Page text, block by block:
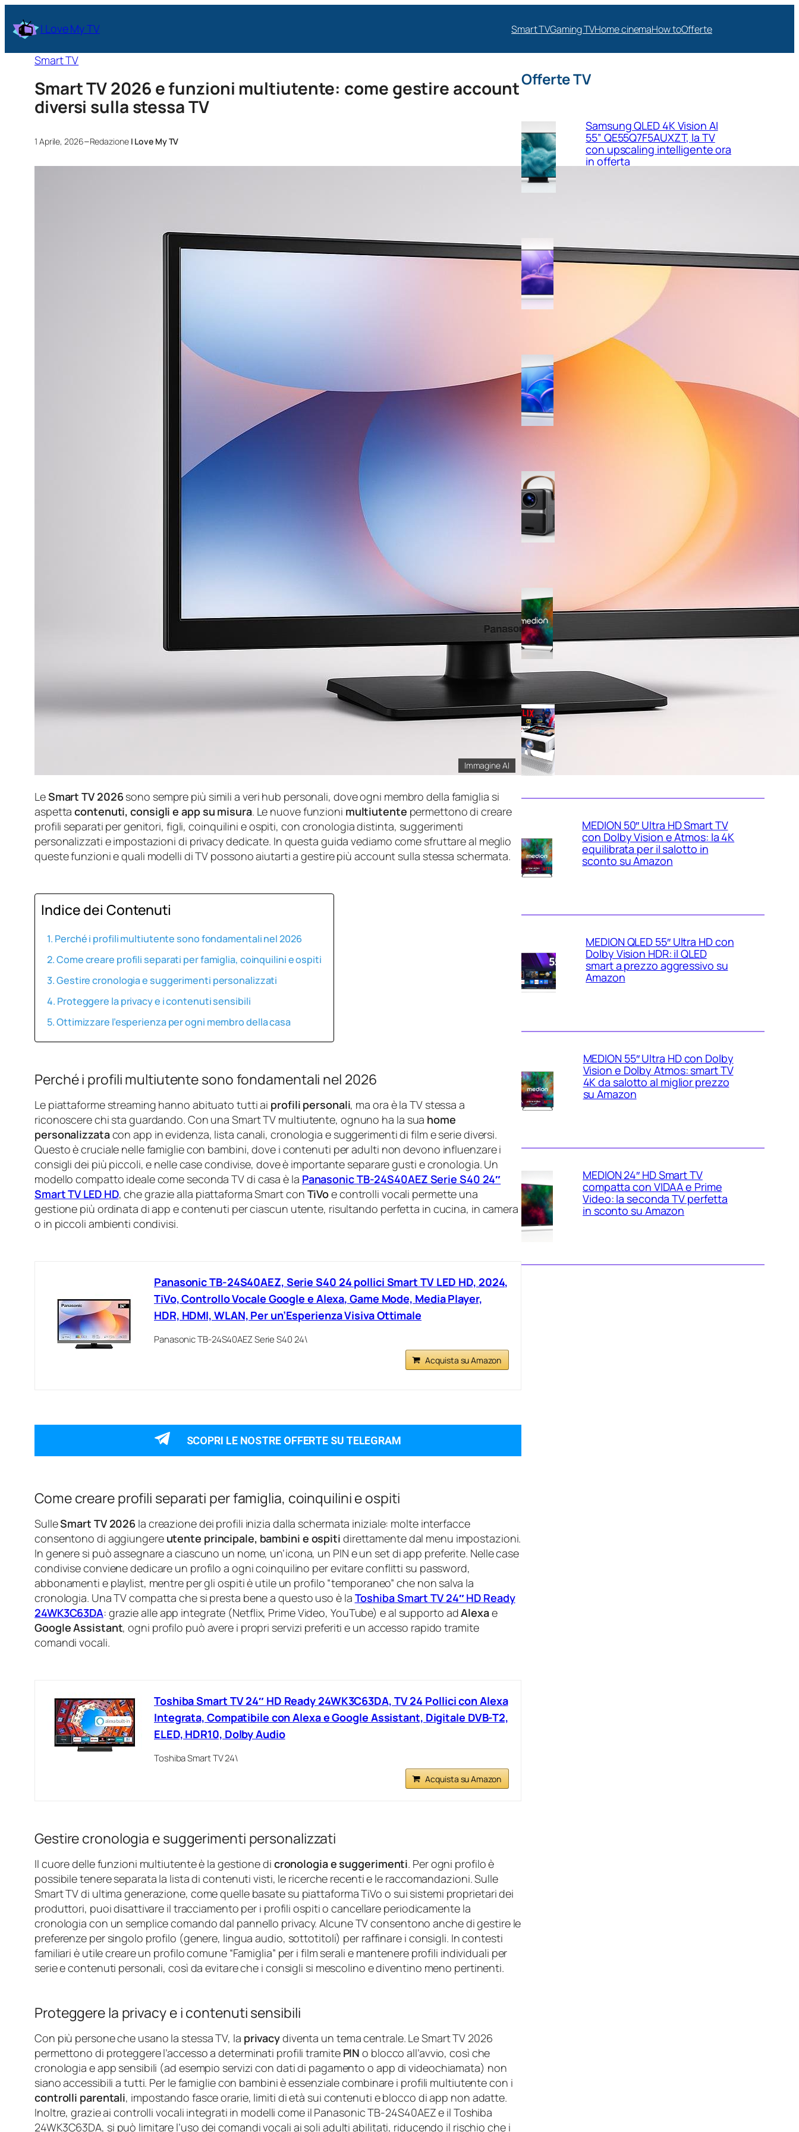
I Love My TV Smart TVGaming TVHome cinemaHow toOfferte
Smart TV
Smart TV 2026 e funzioni multiutente: come gestire account
diversi sulla stessa TV
1 Aprile, 2026–Redazione I Love My TV
Immagine AI
LeSmart TV 2026sono sempre più simili a veri hub personali, dove ogni membro della famiglia si
aspettacontenuti, consigli e app su misura. Le nuove funzioni multiutente permettono di creare
profili separati per genitori, figli, coinquilini e ospiti, con cronologia distinta, suggerimenti
personalizzati e impostazioni di privacy dedicate. In questa guida vediamo come sfruttare al meglio
queste funzioni e quali modelli di TV possono aiutarti a gestire più account sulla stessa schermata.
Indice dei Contenuti
Perché i profili multiutente sono fondamentali nel 2026
Come creare profili separati per famiglia, coinquilini e ospiti
Gestire cronologia e suggerimenti personalizzati
Proteggere la privacy e i contenuti sensibili
Ottimizzare l’esperienza per ogni membro della casa
Perché i profili multiutente sono fondamentali nel 2026
Le piattaforme streaming hanno abituato tutti ai profili personali, ma ora è la TV stessa a
riconoscere chi sta guardando. Con una Smart TV multiutente, ognuno ha la sua home
personalizzatacon app in evidenza, lista canali, cronologia e suggerimenti di film e serie diversi.
Questo è cruciale nelle famiglie con bambini, dove i contenuti per adulti non devono influenzare i
consigli dei più piccoli, e nelle case condivise, dove è importante separare gusti e cronologia. Un
modello compatto ideale come seconda TV di casa è la Panasonic TB-24S40AEZ Serie S40 24″
Smart TV LED HD, che grazie alla piattaforma Smart con TiVoe controlli vocali permette una
gestione più ordinata di app e contenuti per ciascun utente, risultando perfetta in cucina, in camera
o in piccoli ambienti condivisi.
Panasonic TB-24S40AEZ, Serie S40 24 pollici Smart TV LED HD, 2024,
TiVo, Controllo Vocale Google e Alexa, Game Mode, Media Player,
HDR, HDMI, WLAN, Per un’Esperienza Visiva Ottimale
Panasonic TB-24S40AEZ Serie S40 24\
Acquista su Amazon
SCOPRI LE NOSTRE OFFERTE SU TELEGRAM
Come creare profili separati per famiglia, coinquilini e ospiti
SulleSmart TV 2026 la creazione dei profili inizia dalla schermata iniziale: molte interfacce
consentono di aggiungere utente principale, bambini e ospiti direttamente dal menu impostazioni.
In genere si può assegnare a ciascuno un nome, un’icona, un PIN e un set di app preferite. Nelle case
condivise conviene dedicare un profilo a ogni coinquilino per evitare conflitti su password,
abbonamenti e playlist, mentre per gli ospiti è utile un profilo “temporaneo” che non salva la
cronologia. Una TV compatta che si presta bene a questo uso è la Toshiba Smart TV 24″ HD Ready
24WK3C63DA: grazie alle app integrate (Netflix, Prime Video, YouTube) e al supporto adAlexae
Google Assistant, ogni profilo può avere i propri servizi preferiti e un accesso rapido tramite
comandi vocali.
Toshiba Smart TV 24″ HD Ready 24WK3C63DA, TV 24 Pollici con Alexa
Integrata, Compatibile con Alexa e Google Assistant, Digitale DVB-T2,
ELED, HDR10, Dolby Audio
Toshiba Smart TV 24\
Acquista su Amazon
Gestire cronologia e suggerimenti personalizzati
Il cuore delle funzioni multiutente è la gestione di cronologia e suggerimenti. Per ogni profilo è
possibile tenere separata la lista di contenuti visti, le ricerche recenti e le raccomandazioni. Sulle
Smart TV di ultima generazione, come quelle basate su piattaforma TiVo o sui sistemi proprietari dei
produttori, puoi disattivare il tracciamento per i profili ospiti o cancellare periodicamente la
cronologia con un semplice comando dal pannello privacy. Alcune TV consentono anche di gestire le
preferenze per singolo profilo (genere, lingua audio, sottotitoli) per raffinare i consigli. In contesti
familiari è utile creare un profilo comune “Famiglia” per i film serali e mantenere profili individuali per
serie e contenuti personali, così da evitare che i consigli si mescolino e diventino meno pertinenti.
Proteggere la privacy e i contenuti sensibili
Con più persone che usano la stessa TV, la privacydiventa un tema centrale. Le Smart TV 2026
permettono di proteggere l’accesso a determinati profili tramite PIN o blocco all’avvio, così che
cronologia e app sensibili (ad esempio servizi con dati di pagamento o app di videochiamata) non
siano accessibili a tutti. Per le famiglie con bambini è essenziale combinare i profili multiutente con i
controlli parentali, impostando fasce orarie, limiti di età sui contenuti e blocco di app non adatte.
Inoltre, grazie ai controlli vocali integrati in modelli come il Panasonic TB-24S40AEZ e il Toshiba
24WK3C63DA, si può limitare l’uso dei comandi vocali ai soli adulti abilitati, riducendo il rischio che i
Offerte TV
Samsung QLED 4K Vision AI
55” QE55Q7F5AUXZT, la TV
con upscaling intelligente ora
in offerta
UE55U8090FUXZT, smart TV
sottile e luminosa in forte
sconto su Amazon
Samsung Crystal UHD 4K 55”
UE55U7000FUXZT, smart TV
2025 perfetta per il salotto a
WiMiUS proiettore portatile 4K
smart con Netflix ready, il mini
cinema tascabile in promo su
Medion 55″ QLED 4K
MD855701, smart TV completa
con Dolby Vision e app
Mini proiettore smart 4K con
MEDION 50″ Ultra HD Smart TV
con Dolby Vision e Atmos: la 4K
equilibrata per il salotto in
sconto su Amazon
MEDION QLED 55″ Ultra HD con
Dolby Vision HDR: il QLED
smart a prezzo aggressivo su
Amazon
MEDION 55″ Ultra HD con Dolby
Vision e Dolby Atmos: smart TV
4K da salotto al miglior prezzo
su Amazon
MEDION 24″ HD Smart TV
compatta con VIDAA e Prime
Video: la seconda TV perfetta
in sconto su Amazon